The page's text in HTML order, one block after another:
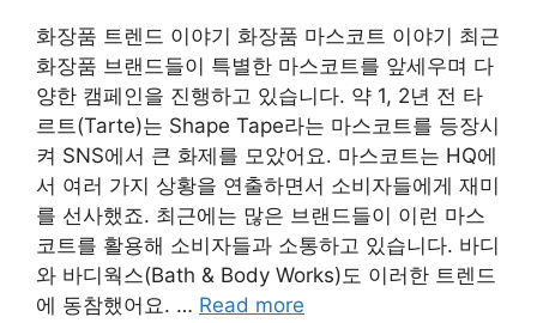
화장품 트렌드 이야기 화장품 마스코트 이야기 최근
화장품 브랜드들이 특별한 마스코트를 앞세우며 다
양한 캠페인을 진행하고 있습니다. 약 1, 2년 전 타
르트(Tarte)는 Shape Tape라는 마스코트를 등장시
켜 SNS에서 큰 화제를 모았어요. 마스코트는 HQ에
서 여러 가지 상황을 연출하면서 소비자들에게 재미
를 선사했죠. 최근에는 많은 브랜드들이 이런 마스
코트를 활용해 소비자들과 소통하고 있습니다. 바디
와 바디웍스(Bath & Body Works)도 이러한 트렌드
에 동참했어요. … Read more